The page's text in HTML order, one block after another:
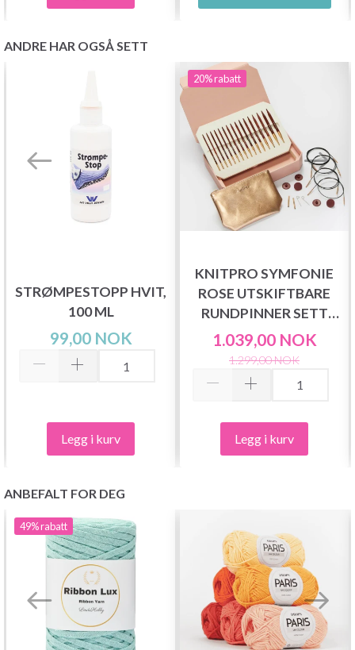
ANDRE HAR OGSÅ SETT
STRØMPESTOPP HVIT,
100 ML
99,00 NOK
Legg i kurv
20%rabatt
KNITPRO SYMFONIE
ROSE UTSKIFTBARE
RUNDPINNER SETT
DELUXE
1.039,00 NOK
1.299,00 NOK
Legg i kurv
ANBEFALT FOR DEG
49%rabatt